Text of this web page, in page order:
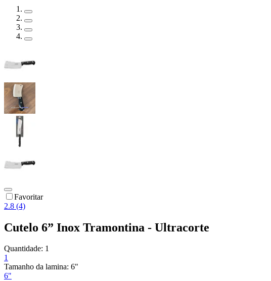
Favoritar
2.8 (4)
Cutelo 6” Inox Tramontina - Ultracorte
Quantidade: 1
1
Tamanho da lamina: 6"
6"